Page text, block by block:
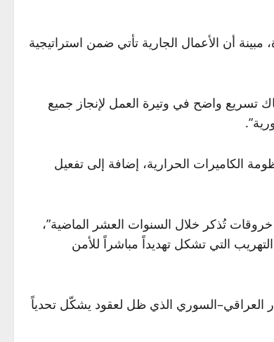
مبينة أن الأعمال الجارية تأتي ضمن استراتيجية
تسريع واضح في وتيرة العمل لإنجاز جميع
الكاميرات الحرارية، إضافة إلى تفعيل
تُذكر خلال السنوات العشر الماضية”،
التي تشكل تهديداً مباشراً للأمن
العراقي–السوري الذي ظل لعقود يشكّل تحدياً